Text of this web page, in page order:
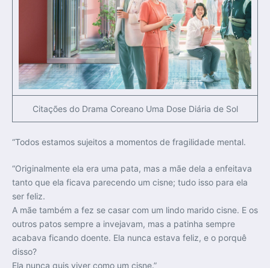
Citações do Drama Coreano Uma Dose Diária de Sol
“Todos estamos sujeitos a momentos de fragilidade mental.
“Originalmente ela era uma pata, mas a mãe dela a enfeitava
tanto que ela ficava parecendo um cisne; tudo isso para ela
ser feliz.
A mãe também a fez se casar com um lindo marido cisne. E os
outros patos sempre a invejavam, mas a patinha sempre
acabava ficando doente. Ela nunca estava feliz, e o porquê
disso?
Ela nunca quis viver como um cisne.”